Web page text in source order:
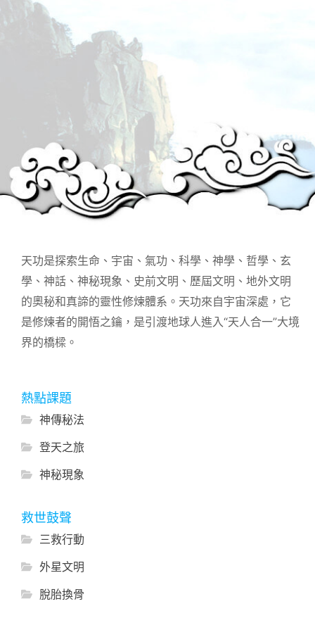
天功是探索生命、宇宙、氣功、科學、神學、哲學、玄
學、神話、神秘現象、史前文明、歷屆文明、地外文明
的奧秘和真諦的靈性修煉體系。天功來自宇宙深處，它
是修煉者的開悟之鑰，是引渡地球人進入“天人合一”大境
界的橋樑。
熱點課題
神傳秘法
登天之旅
神秘現象
救世鼓聲
三救行動
外星文明
脫胎換骨